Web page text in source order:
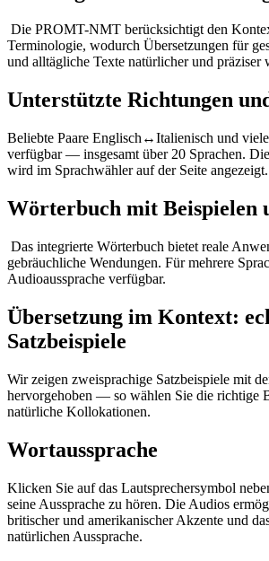
Die PROMT-NMT berücksichtigt den
Terminologie, wodurch Übersetzungen für
und alltägliche Texte natürlicher und präziser
Unterstützte Richtungen
Beliebte Paare Englisch↔Italienisch und
verfügbar — insgesamt über 20 Sprachen.
wird im Sprachwähler auf der Seite angezeigt.
Wörterbuch mit Beispielen
Das integrierte Wörterbuch bietet reale
gebräuchliche Wendungen. Für mehrere
Audioaussprache verfügbar.
Übersetzung im Kontext:
Satzbeispiele
Wir zeigen zweisprachige Satzbeispiele mit
hervorgehoben — so wählen Sie die richtige
natürliche Kollokationen.
Wortaussprache
Klicken Sie auf das Lautsprechersymbol
seine Aussprache zu hören. Die Audios
britischer und amerikanischer Akzente und
natürlichen Aussprache.